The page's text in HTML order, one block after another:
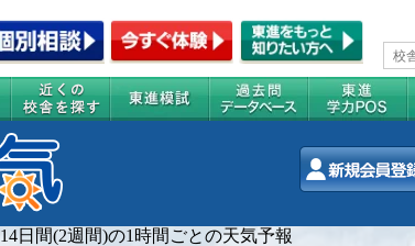
14日間(2週間)の1時間ごとの天気予報